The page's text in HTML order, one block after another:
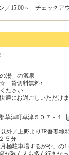
／15:00～ チェックア
湯」の源泉
☆ 貸切料無料♪
ださい
にお過ごしいただけま
草津町草津５０７－１
外／上野よりJR吾妻線
５分
極駐車場するがや」の1
が狭く人も多く行きか